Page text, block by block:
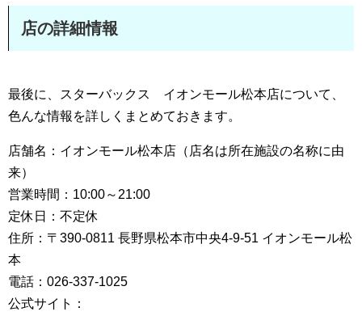
店の詳細情報
最後に、スターバックス イオンモール松本店について、
色んな情報を詳しくまとめておきます。
店舗名：イオンモール松本店（店名は所在施設の名称に由
来）
営業時間：10:00～21:00
定休日：不定休
住所：〒390-0811 長野県松本市中央4-9-51 イオンモール松
本
電話：026-337-1025
公式サイト：